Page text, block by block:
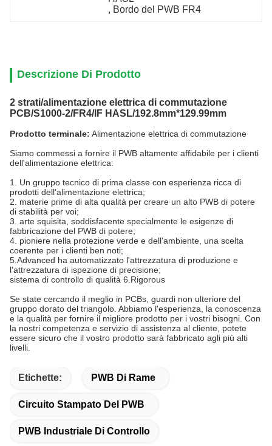
, Bordo del PWB FR4
Descrizione Di Prodotto
2 strati/alimentazione elettrica di commutazione
PCB/S1000-2/FR4/IF HASL/192.8mm*129.99mm
Prodotto terminale: Alimentazione elettrica di commutazione
Siamo commessi a fornire il PWB altamente affidabile per i clienti
dell'alimentazione elettrica:
1. Un gruppo tecnico di prima classe con esperienza ricca di
prodotti dell'alimentazione elettrica;
2. materie prime di alta qualità per creare un alto PWB di potere
di stabilità per voi;
3. arte squisita, soddisfacente specialmente le esigenze di
fabbricazione del PWB di potere;
4. pioniere nella protezione verde e dell'ambiente, una scelta
coerente per i clienti ben noti;
5.Advanced ha automatizzato l'attrezzatura di produzione e
l'attrezzatura di ispezione di precisione;
sistema di controllo di qualità 6.Rigorous
Se state cercando il meglio in PCBs, guardi non ulteriore del
gruppo dorato del triangolo. Abbiamo l'esperienza, la conoscenza
e la qualità per fornire il migliore prodotto per i vostri bisogni. Con
la nostri competenza e servizio di assistenza al cliente, potete
essere sicuro che il vostro prodotto sarà fabbricato agli più alti
livelli.
Etichette: PWB Di Rame
Circuito Stampato Del PWB
PWB Industriale Di Controllo